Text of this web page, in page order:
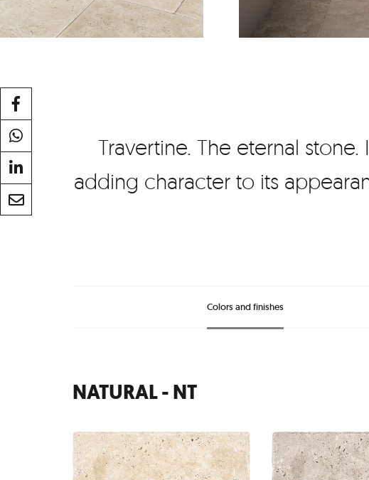
Travertine. The eternal
adding character to its
Colors and finishes
NATURAL - NT